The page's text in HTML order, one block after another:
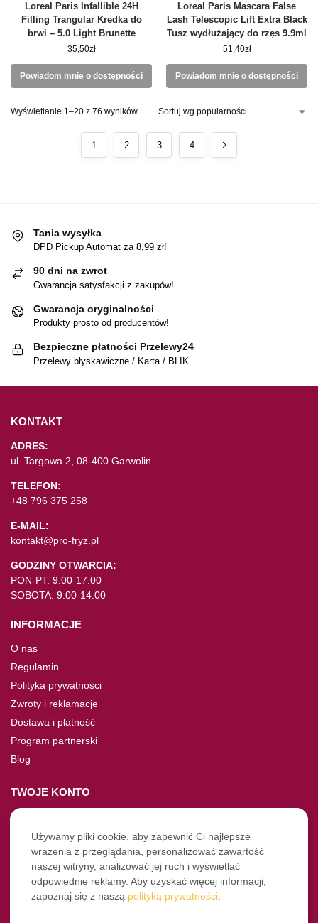
Loreal Paris Infallible 24H
Filling Trangular Kredka do
brwi – 5.0 Light Brunette
35,50zł
Powiadom mnie o dostępności
Loreal Paris Mascara False
Lash Telescopic Lift Extra Black
Tusz wydłużający do rzęs 9.9ml
51,40zł
Powiadom mnie o dostępności
Wyświetlanie 1–20 z 76 wyników
1 2 3 4
Tania wysyłka
DPD Pickup Automat za 8,99 zł!
90 dni na zwrot
Gwarancja satysfakcji z zakupów!
Gwarancja oryginalności
Produkty prosto od producentów!
Bezpieczne płatności Przelewy24
Przelewy błyskawiczne / Karta / BLIK
KONTAKT
ADRES:
ul. Targowa 2, 08-400 Garwolin
TELEFON:
+48 796 375 258
E-MAIL:
kontakt@pro-fryz.pl
GODZINY OTWARCIA:
PON-PT: 9:00-17:00
SOBOTA: 9:00-14:00
INFORMACJE
O nas
Regulamin
Polityka prywatności
Zwroty i reklamacje
Dostawa i płatność
Program partnerski
Blog
TWOJE KONTO
Moje konto
Nie pamiętasz hasła?
Twoje zamówienia
NASZE SOCIALE
Używamy pliki cookie, aby zapewnić Ci najlepsze
wrażenia z przeglądania, personalizować zawartość
naszej witryny, analizować jej ruch i wyświetlać
odpowiednie reklamy. Aby uzyskać więcej informacji,
zapoznaj się z naszą polityką prywatności